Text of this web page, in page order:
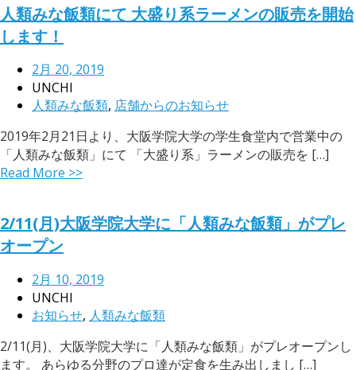
人類みな飯類にて 大盛り系ラーメンの販売を開始
します！
2月 20, 2019
UNCHI
人類みな飯類, 店舗からのお知らせ
2019年2月21日より、大阪学院大学の学生食堂内で営業中の
「人類みな飯類」にて 「大盛り系」ラーメンの販売を […]
Read More >>
2/11(月)大阪学院大学に「人類みな飯類」がプレ
オープン
2月 10, 2019
UNCHI
お知らせ, 人類みな飯類
2/11(月)、大阪学院大学に「人類みな飯類」がプレオープンし
ます。 あらゆる分野のプロ達が定食を生み出しまし […]